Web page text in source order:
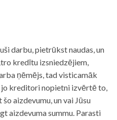
darbu, pietrūkst naudas, un
kredītu izsniedzējiem,
ņēmējs, tad visticamāk
kreditori nopietni izvērtē to,
aizdevumu, un vai Jūsu
aizdevuma summu. Parasti